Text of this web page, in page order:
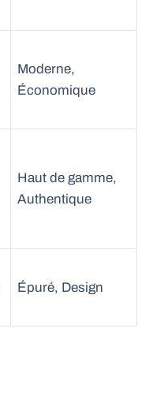
Moderne,
Économique
Haut de gamme,
Authentique
Épuré, Design